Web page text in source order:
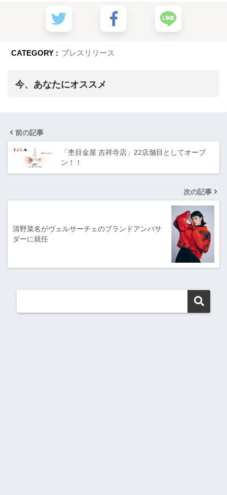
CATEGORY : プレスリリース
今、あなたにオススメ
前の記事
「杢目金屋 吉祥寺店」22店舗目としてオープ
ン！！
次の記事
清野菜名がヴェルサーチェのブランドアンバサ
ダーに就任